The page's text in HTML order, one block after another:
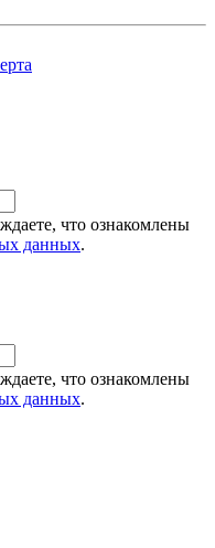
что ознакомлены
данных.
что ознакомлены
данных.